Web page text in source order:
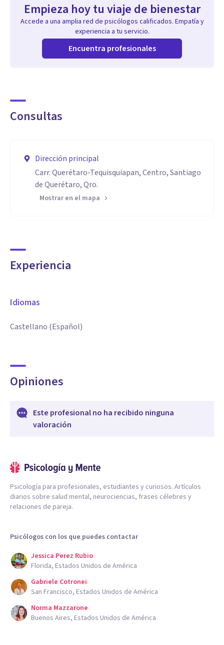
Empieza hoy tu viaje de bienestar
Accede a una amplia red de psicólogos calificados. Empatía y
experiencia a tu servicio.
Encuentra profesionales
Consultas
Dirección principal
Carr. Querétaro-Tequisquiapan, Centro, Santiago
de Querétaro, Qro.
Mostrar en el mapa
Experiencia
Idiomas
Castellano (Español)
Opiniones
Este profesional no ha recibido ninguna
valoración
Psicología para profesionales, estudiantes y curiosos. Artículos
diarios sobre salud mental, neurociencias, frases célebres y
relaciones de pareja.
Psicólogos con los que puedes contactar
Jessica Perez Rubio
Florida, Estados Unidos de América
Gabriele Cotronei
San Francisco, Estados Unidos de América
Norma Mazzarone
Buenos Aires, Estados Unidos de América